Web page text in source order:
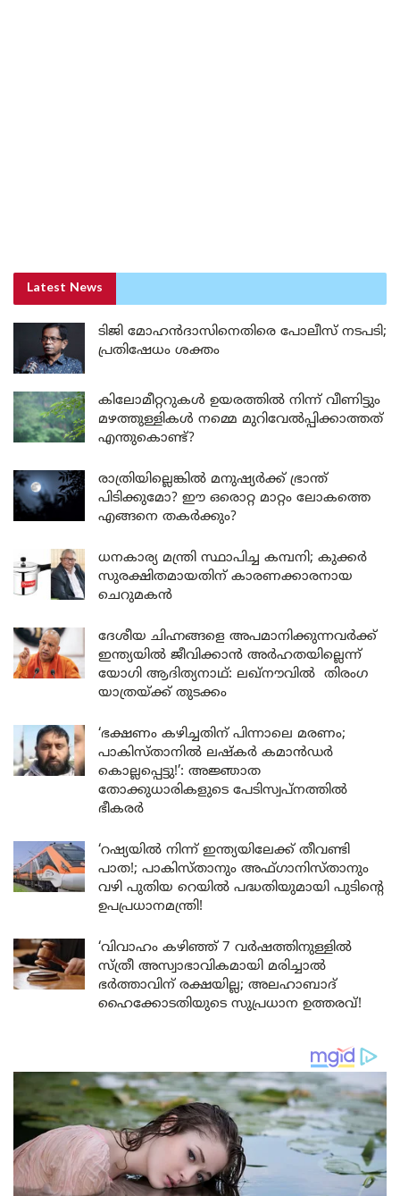
Latest News
ടിജി മോഹൻദാസിനെതിരെ പോലീസ് നടപടി;
പ്രതിഷേധം ശക്തം
കിലോമീറ്ററുകൾ ഉയരത്തിൽ നിന്ന് വീണിട്ടും
മഴത്തുള്ളികൾ നമ്മെ മുറിവേൽപ്പിക്കാത്തത്
എന്തുകൊണ്ട്?
രാത്രിയില്ലെങ്കിൽ മനുഷ്യർക്ക് ഭ്രാന്ത്
പിടിക്കുമോ? ഈ ഒരൊറ്റ മാറ്റം ലോകത്തെ
എങ്ങനെ തകർക്കും?
ധനകാര്യ മന്ത്രി സ്ഥാപിച്ച കമ്പനി; കുക്കർ
സുരക്ഷിതമായതിന് കാരണക്കാരനായ
ചെറുമകൻ
ദേശീയ ചിഹ്നങ്ങളെ അപമാനിക്കുന്നവർക്ക്
ഇന്ത്യയിൽ ജീവിക്കാൻ അർഹതയില്ലെന്ന്
യോഗി ആദിത്യനാഥ്: ലഖ്‌നൗവിൽ തിരംഗ
യാത്രയ്ക്ക് തുടക്കം
‘ഭക്ഷണം കഴിച്ചതിന് പിന്നാലെ മരണം;
പാകിസ്താനിൽ ലഷ്കർ കമാൻഡർ
കൊല്ലപ്പെട്ടു!’: അജ്ഞാത
തോക്കുധാരികളുടെ പേടിസ്വപ്നത്തിൽ
ഭീകരർ
‘റഷ്യയിൽ നിന്ന് ഇന്ത്യയിലേക്ക് തീവണ്ടി
പാത!; പാകിസ്താനും അഫ്ഗാനിസ്താനും
വഴി പുതിയ റെയിൽ പദ്ധതിയുമായി പുടിന്റെ
ഉപപ്രധാനമന്ത്രി!
‘വിവാഹം കഴിഞ്ഞ് 7 വർഷത്തിനുള്ളിൽ
സ്ത്രീ അസ്വാഭാവികമായി മരിച്ചാൽ
ഭർത്താവിന് രക്ഷയില്ല; അലഹാബാദ്
ഹൈക്കോടതിയുടെ സുപ്രധാന ഉത്തരവ്!